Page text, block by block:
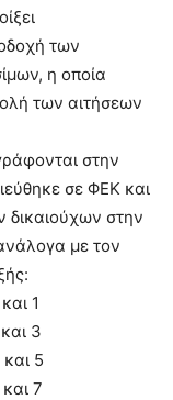
των
η οποία
των αιτήσεων
στην
σε ΦΕΚ και
δικαιούχων στην
με τον
1
3
5
7